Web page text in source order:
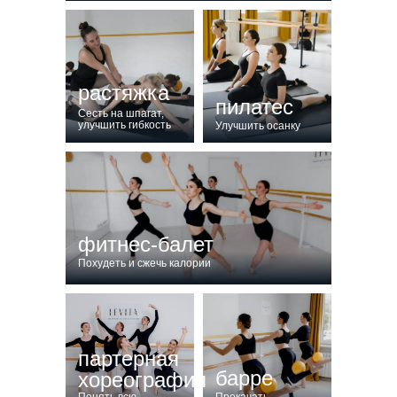
Похудеть и сжечь калории
фитнес-балет
Сесть на шпагат,
улучшить гибкость
растяжка
Улучшить осанку
пилатес
партерная
хореография барре